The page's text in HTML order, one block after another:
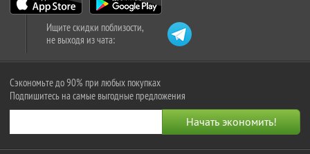
Ищите скидки поблизости,
не выходя из чата:
Сэкономьте до 90% при любых покупках
Подпишитесь на самые выгодные предложения